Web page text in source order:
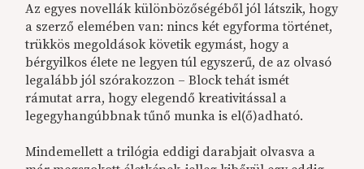
Az egyes novellák különbözőségéből jól látszik, hogy
a szerző elemében van: nincs két egyforma történet,
trükkös megoldások követik egymást, hogy a
bérgyilkos élete ne legyen túl egyszerű, de az olvasó
legalább jól szórakozzon – Block tehát ismét
rámutat arra, hogy elegendő kreativitással a
legegyhangúbbnak tűnő munka is el(ő)adható.
Mindemellett a trilógia eddigi darabjait olvasva a